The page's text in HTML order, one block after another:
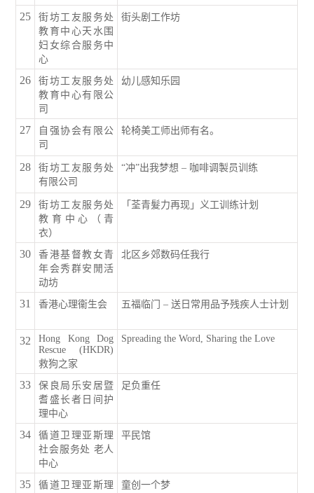
25
街坊工友服务处
教育中心天水围
妇女综合服务中
心
街头剧工作坊
26
街坊工友服务处
教育中心有限公
司
幼儿感知乐园
27
自强协会有限公
司
轮椅美工师出师有名。
28
街坊工友服务处
有限公司
“冲”出我梦想 – 咖啡调製员训练
29
街坊工友服务处
教育中心（青
衣）
「荃青髮力再现」义工训练计划
30
香港基督教女青
年会秀群安閒活
动坊
北区乡郊数码任我行
31 香港心理衞生会 五福临门 – 送日常用品予残疾人士计划
32
Hong Kong Dog
Rescue (HKDR)
救狗之家
Spreading the Word, Sharing the Love
33
保良局乐安居暨
耆盛长者日间护
理中心
足负重任
34
循道卫理亚斯理
社会服务处 老人
中心
平民馆
35
循道卫理亚斯理
童创一个梦